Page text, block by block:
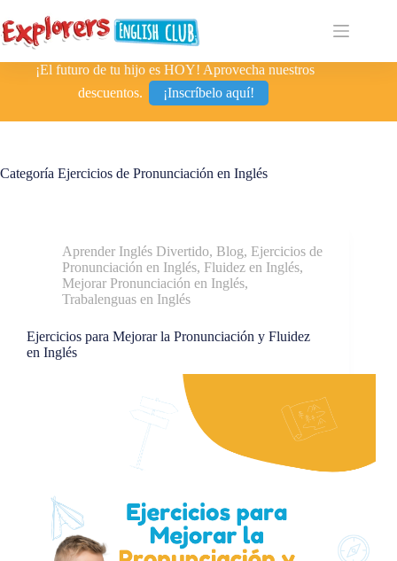
¡El futuro de tu hijo es HOY! Aprovecha nuestros
descuentos.
¡Inscríbelo aquí!
Categoría Ejercicios de Pronunciación en Inglés
Aprender Inglés Divertido, Blog, Ejercicios de
Pronunciación en Inglés, Fluidez en Inglés,
Mejorar Pronunciación en Inglés,
Trabalenguas en Inglés
Ejercicios para Mejorar la Pronunciación y Fluidez
en Inglés